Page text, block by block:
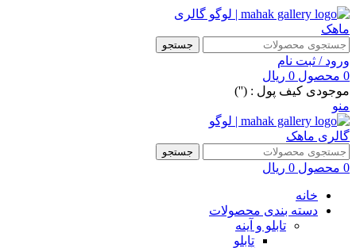
جستجو
ورود / ثبت نام
0 محصول 0 ریال
موجودی کیف پول : ('')
منو
جستجو
0 محصول 0 ریال
خانه
دسته بندی محصولات
تابلو و آینه
تابلو